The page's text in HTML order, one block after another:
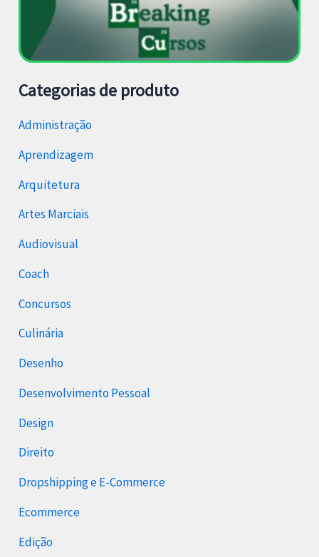
Categorias de produto
Administração
Aprendizagem
Arquitetura
Artes Marciais
Audiovisual
Coach
Concursos
Culinária
Desenho
Desenvolvimento Pessoal
Design
Direito
Dropshipping e E-Commerce
Ecommerce
Edição